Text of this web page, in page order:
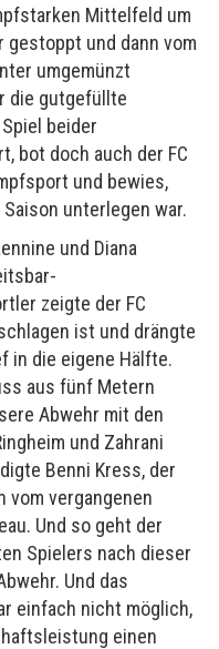
Mittelfeld um
und dann vom
umgemünzt
die gutgefüllte
beider
bot doch auch der FC
und bewies,
unterlegen war.
und Diana
zeigte der FC
ist und drängte
in die eigene Hälfte.
aus fünf Metern
Abwehr mit den
und Zahrani
Benni Kress, der
vom vergangenen
Und so geht der
Spielers nach dieser
Und das
einfach nicht möglich,
einen